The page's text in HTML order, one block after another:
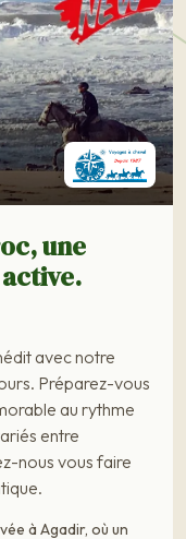
une
avec notre
Préparez-vous
au rythme
entre
nous vous faire
à Agadir, où un